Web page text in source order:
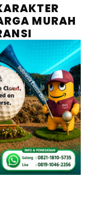
MURAH